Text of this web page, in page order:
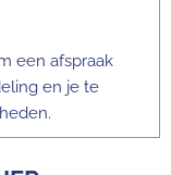
een afspraak
en je te